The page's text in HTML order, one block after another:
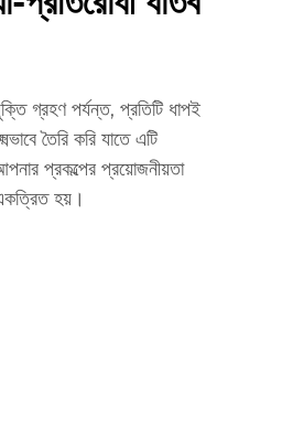
গ্রহণ পর্যন্ত, প্রতিটি ধাপই
তৈরি করি যাতে এটি
প্রকল্পের প্রয়োজনীয়তা
একত্রিত হয়।